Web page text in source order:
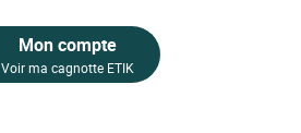
Mon compte
Voir ma cagnotte ETIK